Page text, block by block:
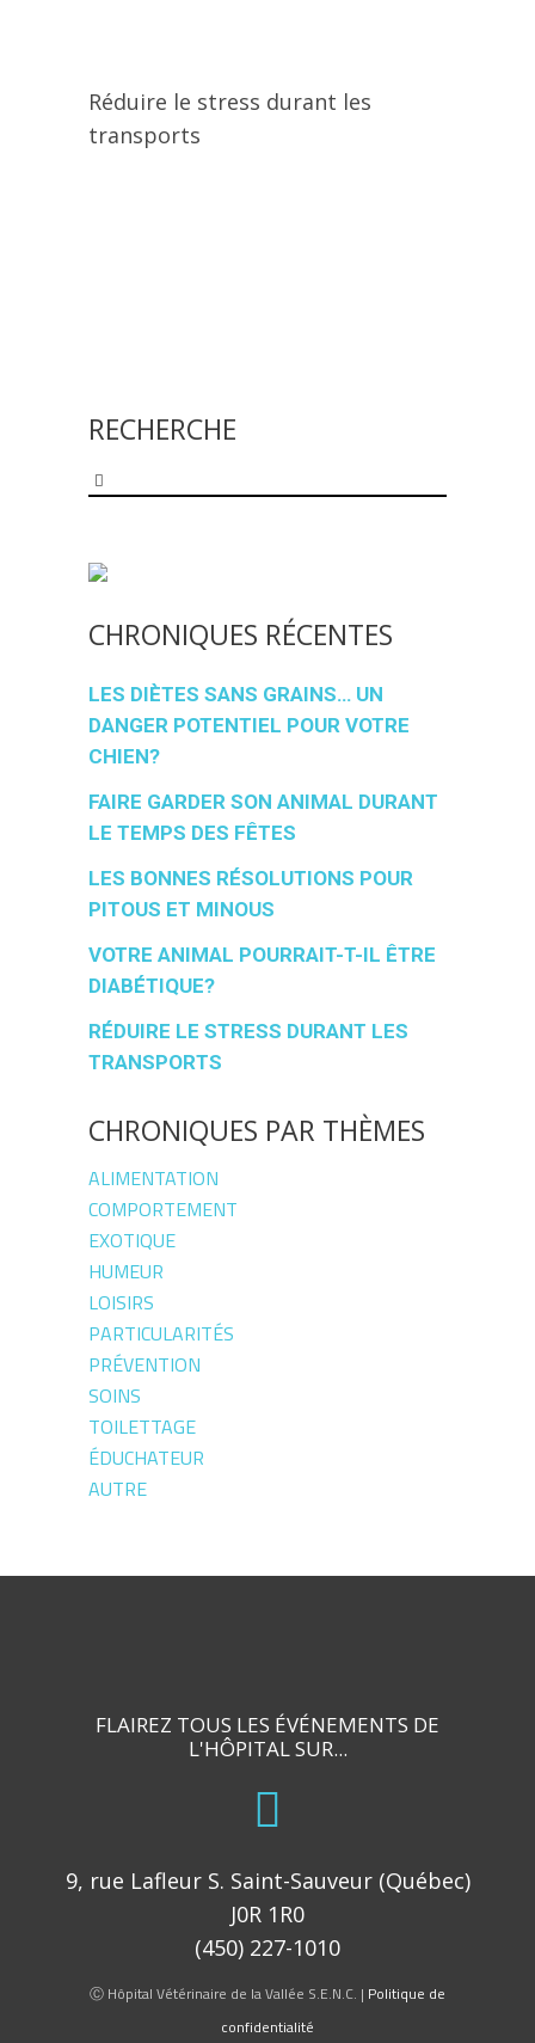
Réduire le stress durant les
transports
RECHERCHE
Search
CHRONIQUES RÉCENTES
LES DIÈTES SANS GRAINS… UN
DANGER POTENTIEL POUR VOTRE
CHIEN?
FAIRE GARDER SON ANIMAL DURANT
LE TEMPS DES FÊTES
LES BONNES RÉSOLUTIONS POUR
PITOUS ET MINOUS
VOTRE ANIMAL POURRAIT-T-IL ÊTRE
DIABÉTIQUE?
RÉDUIRE LE STRESS DURANT LES
TRANSPORTS
CHRONIQUES PAR THÈMES
ALIMENTATION
COMPORTEMENT
EXOTIQUE
HUMEUR
LOISIRS
PARTICULARITÉS
PRÉVENTION
SOINS
TOILETTAGE
ÉDUCHATEUR
AUTRE
FLAIREZ TOUS LES ÉVÉNEMENTS DE
L'HÔPITAL SUR...
9, rue Lafleur S. Saint-Sauveur (Québec)
J0R 1R0
(450) 227-1010
Ⓒ Hôpital Vétérinaire de la Vallée S.E.N.C. | Politique de
confidentialité